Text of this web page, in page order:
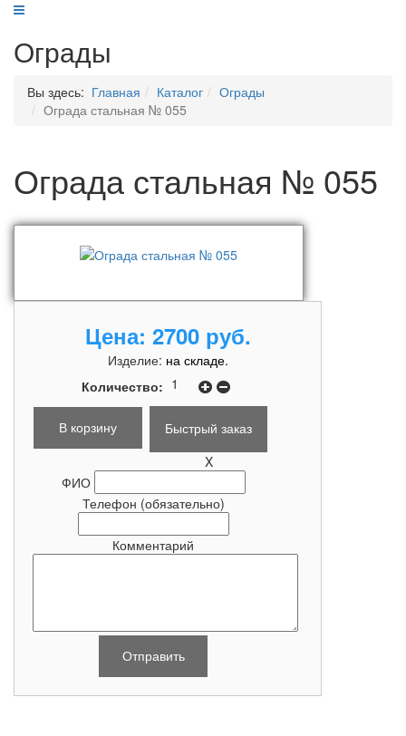
Ограды
Вы здесь: Главная Каталог
Ограды
Ограда стальная № 055
Ограда стальная № 055
Цена: 2700 руб.
Изделие: на складе.
Количество:
Быстрый заказ
X
ФИО
Телефон (обязательно)
Комментарий